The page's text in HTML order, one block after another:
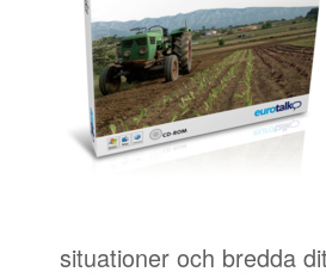
situationer och bredda